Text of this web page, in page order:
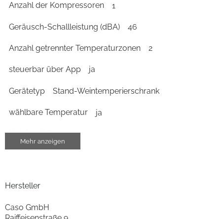
Anzahl der Kompressoren 1
Geräusch-Schallleistung (dBA) 46
Anzahl getrennter Temperaturzonen 2
steuerbar über App ja
Gerätetyp Stand-Weintemperierschrank
wählbare Temperatur ja
Nutzinhalt (l) 291
min. Temp. der wärmsten Temp.-Zone (°C)
max. Temp. der wärmsten Temp.-Zone (°C)
Mehr anzeigen
Hersteller
Caso GmbH